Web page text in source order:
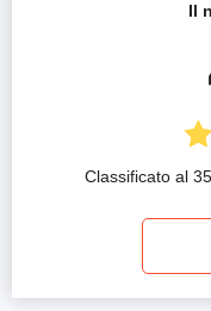
Il
Classificato al